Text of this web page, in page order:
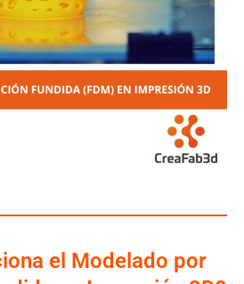
el Modelado por